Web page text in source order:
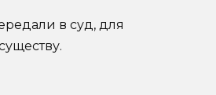
в суд, для